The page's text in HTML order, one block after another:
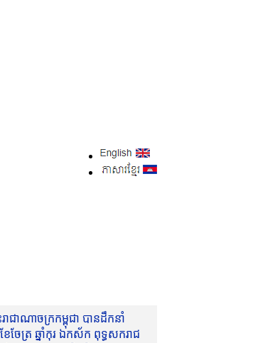
ជាណាចក្រកម្ពុជា បានដឹកនាំ
ែត្រ ឆ្នាំកុរ ឯកស័ក ពុទ្ធសករាជ